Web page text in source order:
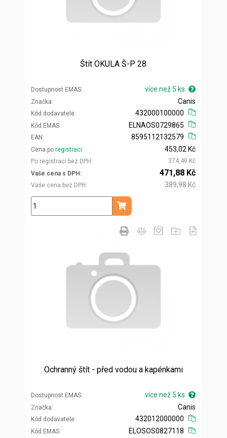
Štít OKULA Š-P 28
Dostupnost EMAS více než 5 ks
Značka
Kód dodavatele
Canis
432000100000
Kód EMAS
EAN
ELNAOS0729865
8595112132579
Cena po registraci
Po registraci bez DPH
453,02 Kč
374,40 Kč
Vaše cena s DPH
Vaše cena bez DPH
471,88 Kč
389,98 Kč
ks
Přidat do košíku
Ochranný štít - před vodou a kapénkami
Dostupnost EMAS více než 5 ks
Značka
Kód dodavatele
Canis
432012000000
Kód EMAS
ELOSOS0827118